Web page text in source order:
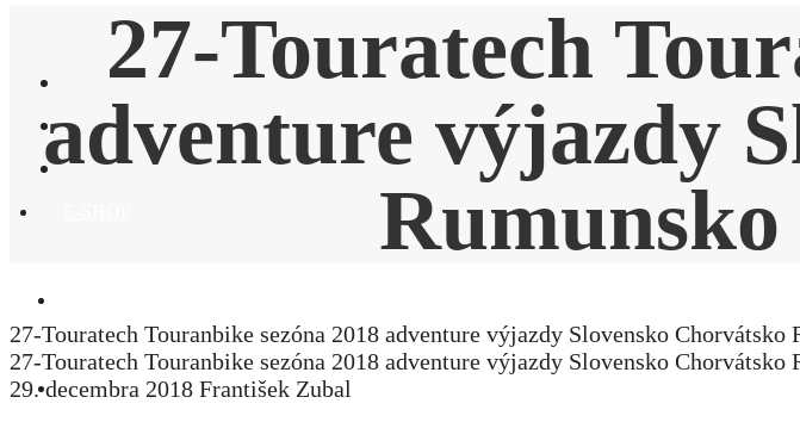
AKCIE
27-Touratech
adventure výjazdy
27-Touratech Touranbike sezóna 2018 adventure výjazdy Slovensko Chorvátsko
27-Touratech Touranbike sezóna 2018 adventure výjazdy Slovensko Chorvátsko
29. decembra 2018 František Zubal